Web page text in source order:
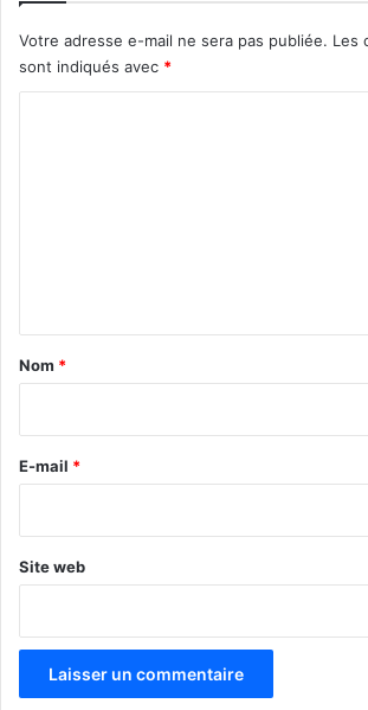
Votre adresse e-mail ne sera pas publiée. Les
sont indiqués avec *
a
e
Nom *
E-mail *
Site web